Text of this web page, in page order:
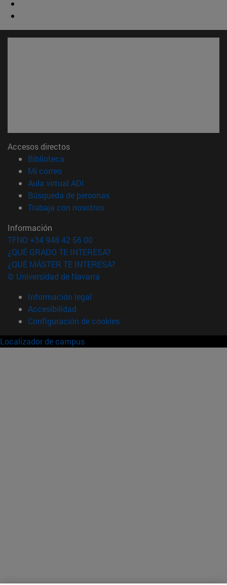
Accesos directos
Biblioteca
Mi correo(abre en nueva ventana)
Aula virtual ADI
Búsqueda de personas(abre en nueva ventana)
Trabaja con nosotros(abre en nueva ventana)
Información
TFNO +34 948 42 56 00
¿QUÉ GRADO TE INTERESA?
¿QUÉ MÁSTER TE INTERESA?
© Universidad de Navarra
Información legal
Accesibilidad
Configuración de cookies
Localizador de campus